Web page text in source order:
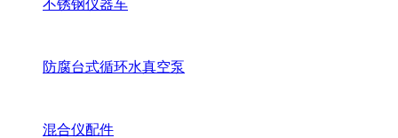
不锈钢仪器车
防腐台式循环水真空泵
混合仪配件